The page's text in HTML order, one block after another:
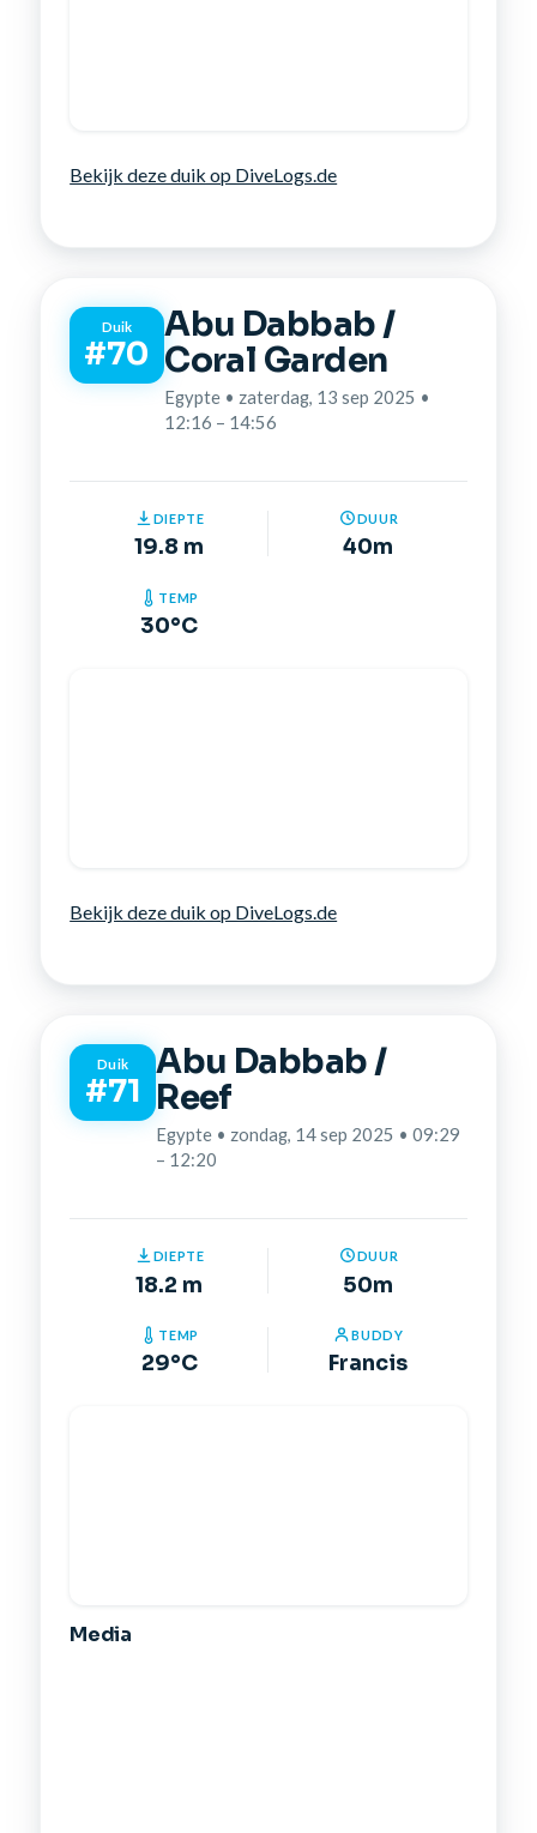
Bekijk deze duik op DiveLogs.de
Duik
#70
Abu Dabbab /
Coral Garden
Egypte • zaterdag, 13 sep 2025 •
12:16 – 14:56
DIEPTE
19.8 m
DUUR
40m
TEMP
30°C
Bekijk deze duik op DiveLogs.de
Duik
#71
Abu Dabbab /
Reef
Egypte • zondag, 14 sep 2025 • 09:29
– 12:20
DIEPTE
18.2 m
DUUR
50m
TEMP
29°C
BUDDY
Francis
Media